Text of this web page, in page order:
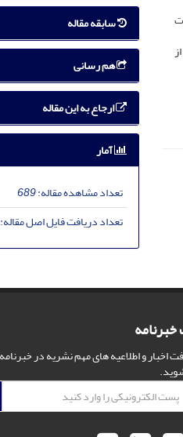
سابقه مقاله
هم رسانی
ارجاع به این مقاله
آمار
تعداد مشاهده مقاله:689
تعداد دریافت فایل اصل
اخبار و اطلاعیه های مهم نشریه در